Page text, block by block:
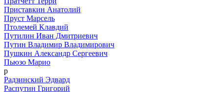
Приставкин Анатолий
Пруст Марсель
Птолемей Клавдий
Путилин Иван Дмитриевич
Путин Владимир Владимирович
Пушкин Александр Сергеевич
Пьюзо Марио
р
Радзинский Эдвард
Распутин Григорий